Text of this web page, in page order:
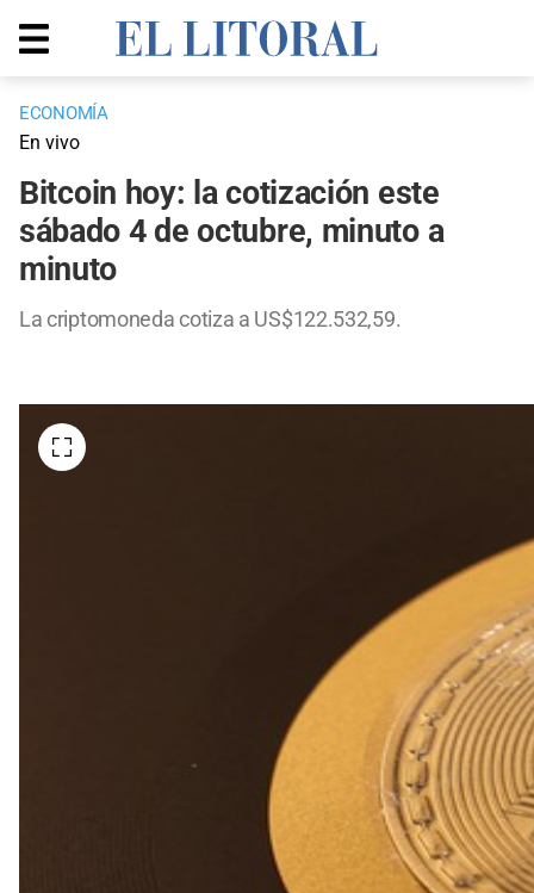
ECONOMÍA
En vivo
Bitcoin hoy: la cotización este
sábado 4 de octubre, minuto a
minuto
La criptomoneda cotiza a US$122.532,59.